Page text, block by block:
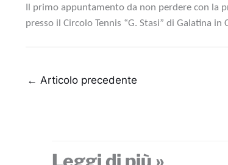
Il primo appuntamento da non perdere con la
presso il Circolo Tennis “G. Stasi” di Galatina in
← Articolo precedente
Leggi di più »